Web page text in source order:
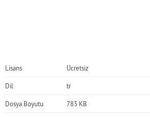
Lisans Ücretsiz
Dil tr
Dosya Boyutu 783 KB